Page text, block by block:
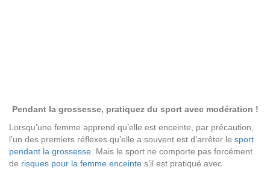
Pendant la grossesse, pratiquez du sport avec modération !
Lorsqu’une femme apprend qu’elle est enceinte, par précaution,
l’un des premiers réflexes qu’elle a souvent est d’arrêter le sport
pendant la grossesse . Mais le sport ne comporte pas forcément
de risques pour la femme enceinte s’il est pratiqué avec